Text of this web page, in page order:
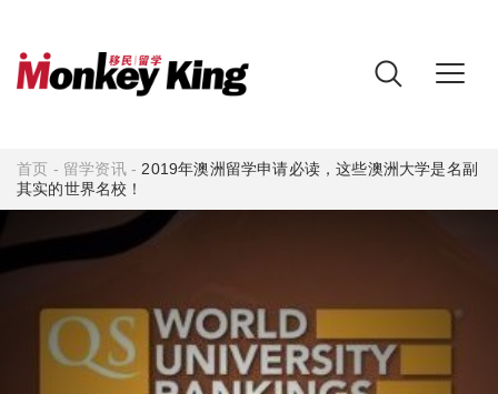
首页 - 留学资讯- 2019年澳洲留学申请必读，这些澳洲大学是名副
其实的世界名校！